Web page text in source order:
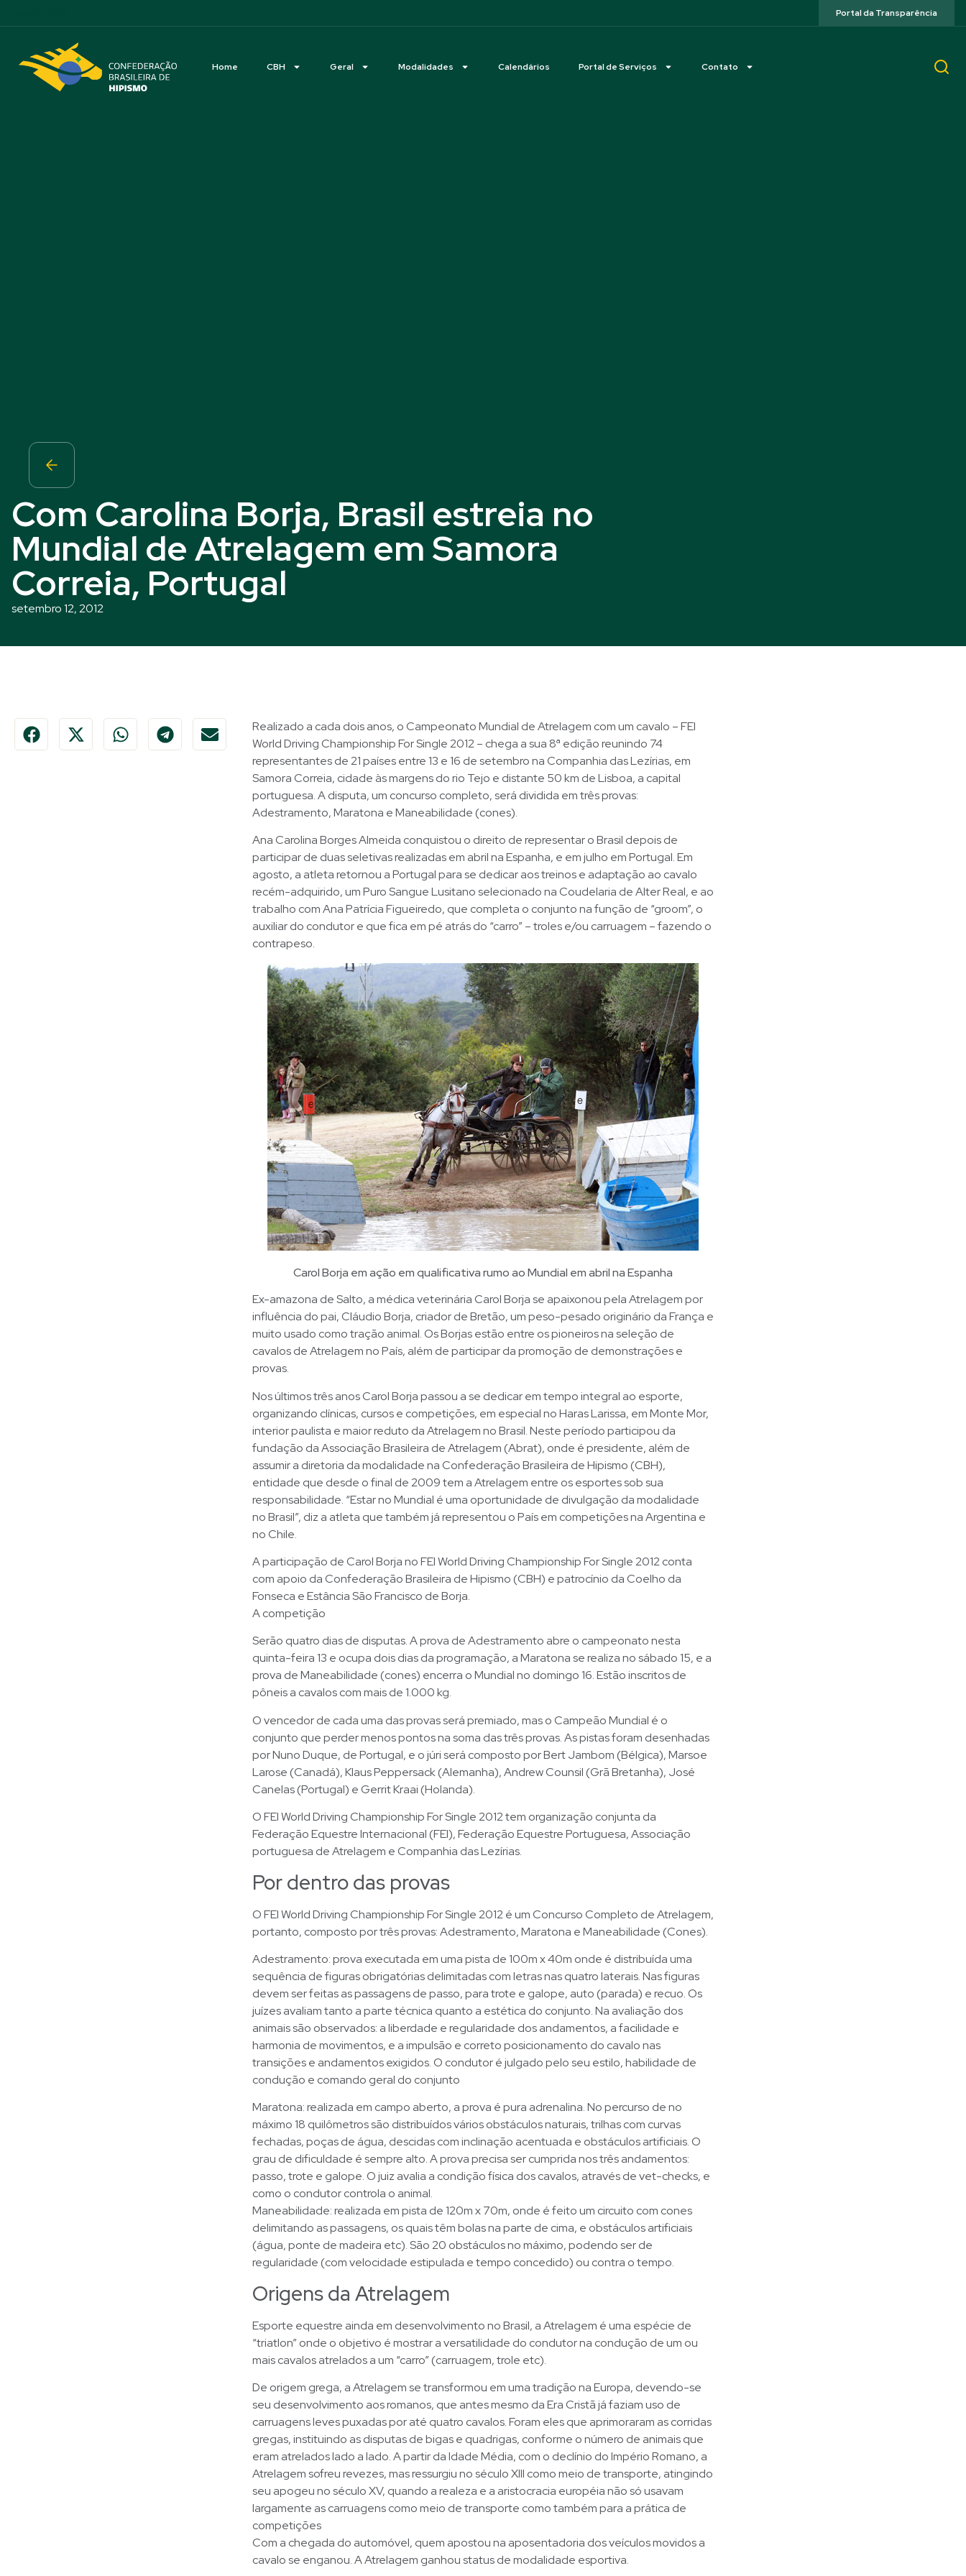
Portal da Transparência
Home CBH Geral Modalidades Calendários Portal de Serviços Contato
Com Carolina Borja, Brasil estreia no
Mundial de Atrelagem em Samora
Correia, Portugal
setembro 12, 2012
Realizado a cada dois anos, o Campeonato Mundial de Atrelagem com um cavalo – FEI
World Driving Championship For Single 2012 – chega a sua 8ª edição reunindo 74
representantes de 21 países entre 13 e 16 de setembro na Companhia das Lezírias, em
Samora Correia, cidade às margens do rio Tejo e distante 50 km de Lisboa, a capital
portuguesa. A disputa, um concurso completo, será dividida em três provas:
Adestramento, Maratona e Maneabilidade (cones).
Ana Carolina Borges Almeida conquistou o direito de representar o Brasil depois de
participar de duas seletivas realizadas em abril na Espanha, e em julho em Portugal. Em
agosto, a atleta retornou a Portugal para se dedicar aos treinos e adaptação ao cavalo
recém-adquirido, um Puro Sangue Lusitano selecionado na Coudelaria de Alter Real, e ao
trabalho com Ana Patrícia Figueiredo, que completa o conjunto na função de “groom”, o
auxiliar do condutor e que fica em pé atrás do “carro” – troles e/ou carruagem – fazendo o
contrapeso.
Carol Borja em ação em qualificativa rumo ao Mundial em abril na Espanha
Ex-amazona de Salto, a médica veterinária Carol Borja se apaixonou pela Atrelagem por
influência do pai, Cláudio Borja, criador de Bretão, um peso-pesado originário da França e
muito usado como tração animal. Os Borjas estão entre os pioneiros na seleção de
cavalos de Atrelagem no País, além de participar da promoção de demonstrações e
provas.
Nos últimos três anos Carol Borja passou a se dedicar em tempo integral ao esporte,
organizando clínicas, cursos e competições, em especial no Haras Larissa, em Monte Mor,
interior paulista e maior reduto da Atrelagem no Brasil. Neste período participou da
fundação da Associação Brasileira de Atrelagem (Abrat), onde é presidente, além de
assumir a diretoria da modalidade na Confederação Brasileira de Hipismo (CBH),
entidade que desde o final de 2009 tem a Atrelagem entre os esportes sob sua
responsabilidade. “Estar no Mundial é uma oportunidade de divulgação da modalidade
no Brasil”, diz a atleta que também já representou o País em competições na Argentina e
no Chile.
A participação de Carol Borja no FEI World Driving Championship For Single 2012 conta
com apoio da Confederação Brasileira de Hipismo (CBH) e patrocínio da Coelho da
Fonseca e Estância São Francisco de Borja.
A competição
Serão quatro dias de disputas. A prova de Adestramento abre o campeonato nesta
quinta-feira 13 e ocupa dois dias da programação, a Maratona se realiza no sábado 15, e a
prova de Maneabilidade (cones) encerra o Mundial no domingo 16. Estão inscritos de
pôneis a cavalos com mais de 1.000 kg.
O vencedor de cada uma das provas será premiado, mas o Campeão Mundial é o
conjunto que perder menos pontos na soma das três provas. As pistas foram desenhadas
por Nuno Duque, de Portugal, e o júri será composto por Bert Jambom (Bélgica), Marsoe
Larose (Canadá), Klaus Peppersack (Alemanha), Andrew Counsil (Grã Bretanha), José
Canelas (Portugal) e Gerrit Kraai (Holanda).
O FEI World Driving Championship For Single 2012 tem organização conjunta da
Federação Equestre Internacional (FEI), Federação Equestre Portuguesa, Associação
portuguesa de Atrelagem e Companhia das Lezírias.
Por dentro das provas
O FEI World Driving Championship For Single 2012 é um Concurso Completo de Atrelagem,
portanto, composto por três provas: Adestramento, Maratona e Maneabilidade (Cones).
Adestramento: prova executada em uma pista de 100m x 40m onde é distribuída uma
sequência de figuras obrigatórias delimitadas com letras nas quatro laterais. Nas figuras
devem ser feitas as passagens de passo, para trote e galope, auto (parada) e recuo. Os
juízes avaliam tanto a parte técnica quanto a estética do conjunto. Na avaliação dos
animais são observados: a liberdade e regularidade dos andamentos, a facilidade e
harmonia de movimentos, e a impulsão e correto posicionamento do cavalo nas
transições e andamentos exigidos. O condutor é julgado pelo seu estilo, habilidade de
condução e comando geral do conjunto
Maratona: realizada em campo aberto, a prova é pura adrenalina. No percurso de no
máximo 18 quilômetros são distribuídos vários obstáculos naturais, trilhas com curvas
fechadas, poças de água, descidas com inclinação acentuada e obstáculos artificiais. O
grau de dificuldade é sempre alto. A prova precisa ser cumprida nos três andamentos:
passo, trote e galope. O juiz avalia a condição física dos cavalos, através de vet-checks, e
como o condutor controla o animal.
Maneabilidade: realizada em pista de 120m x 70m, onde é feito um circuito com cones
delimitando as passagens, os quais têm bolas na parte de cima, e obstáculos artificiais
(água, ponte de madeira etc). São 20 obstáculos no máximo, podendo ser de
regularidade (com velocidade estipulada e tempo concedido) ou contra o tempo.
Origens da Atrelagem
Esporte equestre ainda em desenvolvimento no Brasil, a Atrelagem é uma espécie de
“triatlon” onde o objetivo é mostrar a versatilidade do condutor na condução de um ou
mais cavalos atrelados a um “carro” (carruagem, trole etc).
De origem grega, a Atrelagem se transformou em uma tradição na Europa, devendo-se
seu desenvolvimento aos romanos, que antes mesmo da Era Cristã já faziam uso de
carruagens leves puxadas por até quatro cavalos. Foram eles que aprimoraram as corridas
gregas, instituindo as disputas de bigas e quadrigas, conforme o número de animais que
eram atrelados lado a lado. A partir da Idade Média, com o declínio do Império Romano, a
Atrelagem sofreu revezes, mas ressurgiu no século XIII como meio de transporte, atingindo
seu apogeu no século XV, quando a realeza e a aristocracia européia não só usavam
largamente as carruagens como meio de transporte como também para a prática de
competições
Com a chegada do automóvel, quem apostou na aposentadoria dos veículos movidos a
cavalo se enganou. A Atrelagem ganhou status de modalidade esportiva.